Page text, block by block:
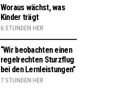
Woraus wächst, was
Kinder trägt
6 STUNDEN HER
“Wir beobachten einen
regelrechten Sturzflug
bei den Lernleistungen”
7 STUNDEN HER